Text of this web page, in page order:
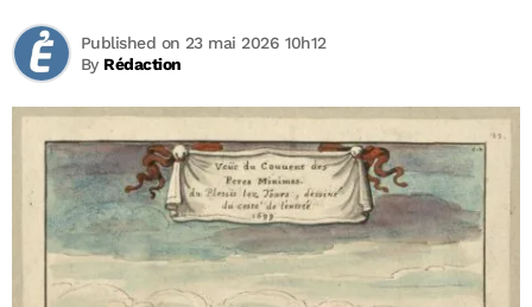
By Rédaction
Published on 23 mai 2026 10h12